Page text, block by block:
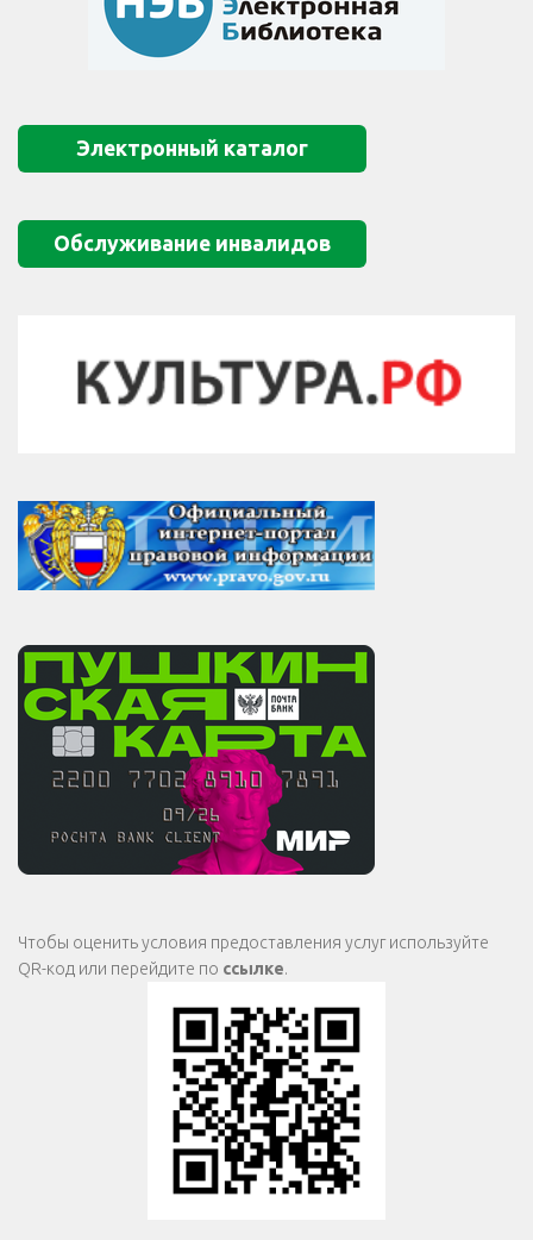
Электронный каталог
Обслуживание инвалидов
Чтобы оценить условия предоставления услуг используйте
QR-код или перейдите по ссылке.